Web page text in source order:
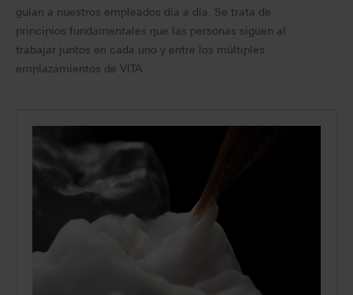
guían a nuestros empleados día a día. Se trata de
principios fundamentales que las personas siguen al
trabajar juntos en cada uno y entre los múltiples
emplazamientos de VITA.